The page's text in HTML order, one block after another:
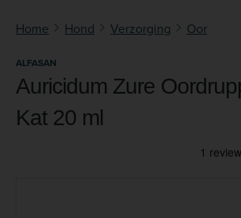
Home Hond Verzorging Oor
ALFASAN
Auricidum Zure
Kat 20 ml